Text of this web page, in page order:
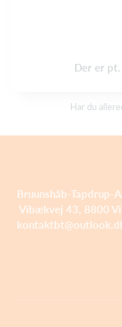
Der er
Har du
Bruunshåb-
Vibækvej 43,